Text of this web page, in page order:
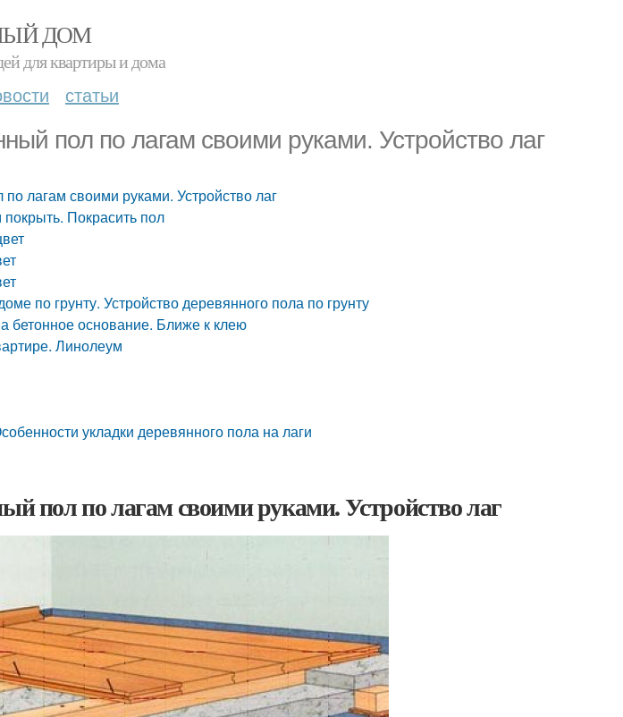
ДОМ
для квартиры и дома
статьи
пол по лагам своими руками. Устройство лаг
лагам своими руками. Устройство лаг
Покрасить пол
по грунту. Устройство деревянного пола по грунту
бетонное основание. Ближе к клею
Линолеум
укладки деревянного пола на лаги
пол по лагам своими руками. Устройство лаг